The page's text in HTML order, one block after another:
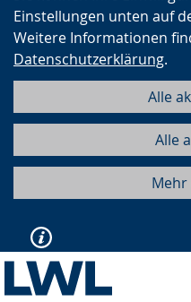
Einstellungen unten auf
Weitere Informationen
Datenschutzerklärung.
Alle
Alle